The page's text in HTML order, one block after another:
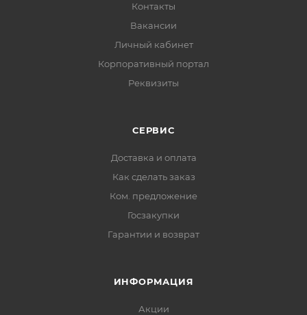
Контакты
Вакансии
Личный кабинет
Корпоративный портал
Реквизиты
СЕРВИС
Доставка и оплата
Как сделать заказ
Ком. предложение
Госзакупки
Гарантии и возврат
ИНФОРМАЦИЯ
Акции